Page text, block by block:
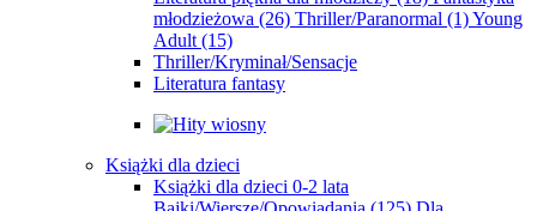
młodzieżowa (26) Thriller/Paranormal (1)Young
Adult (15)
Thriller/Kryminał/Sensacje
Literatura fantasy
Książki dla dzieci
Książki dla dzieci 0-2 lata